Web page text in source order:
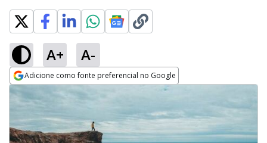
A+ A-
Adicione como fonte preferencial no Google
Opens in new window